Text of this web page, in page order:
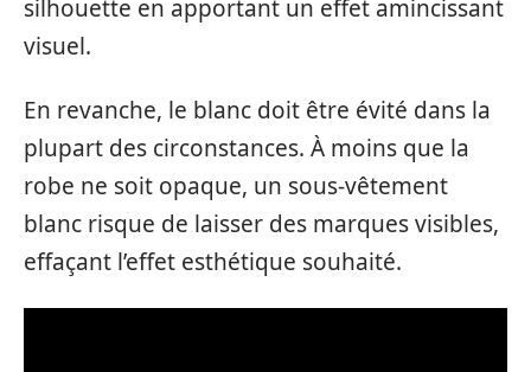
silhouette en apportant un effet amincissant
visuel.
En revanche, le blanc doit être évité dans la
plupart des circonstances. À moins que la
robe ne soit opaque, un sous-vêtement
blanc risque de laisser des marques visibles,
effaçant l’effet esthétique souhaité.